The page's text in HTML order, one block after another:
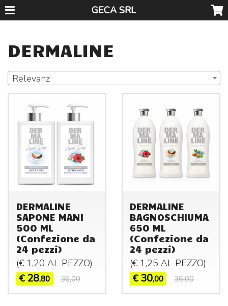
GECA SRL
DERMALINE
Relevanz
DERMALINE
SAPONE MANI
500 ML
(Confezione da
24 pezzi)
(€ 1,20 AL PEZZO)
€ 28,80 36,00
DERMALINE
BAGNOSCHIUMA
650 ML
(Confezione da
24 pezzi)
(€ 1,25 AL PEZZO)
€ 30,00 36,00